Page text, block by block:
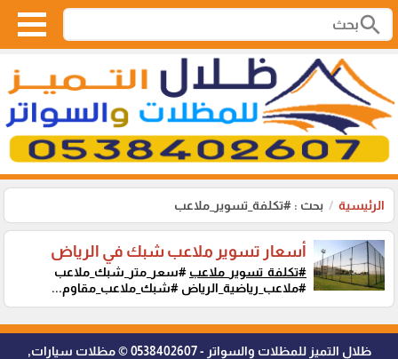
search
الرئيسية بحث : #تكلفة_تسوير_ملاعب
أسعار تسوير ملاعب شبك في الرياض
#تكلفة_تسوير_ملاعب #سعر_متر_شبك_ملاعب
#ملاعب_رياضية_الرياض #شبك_ملاعب_مقاوم...
ظلال التميز للمظلات والسواتر - 0538402607 © مظلات سيارات,